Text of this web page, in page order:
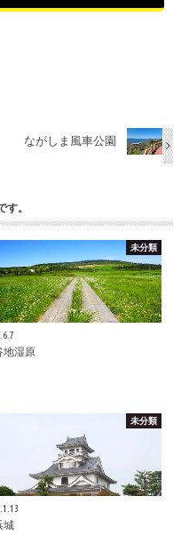
ながしま風車公園
。
未分類
地湿原
未分類
城